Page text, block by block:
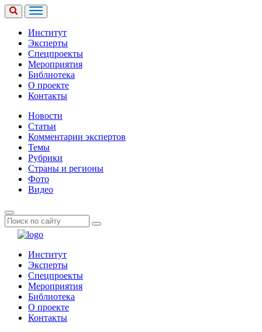
Институт
Эксперты
Спецпроекты
Мероприятия
Библиотека
О проекте
Контакты
Новости
Статьи
Комментарии экспертов
Темы
Рубрики
Страны и регионы
Фото
Видео
Институт
Эксперты
Спецпроекты
Мероприятия
Библиотека
О проекте
Контакты